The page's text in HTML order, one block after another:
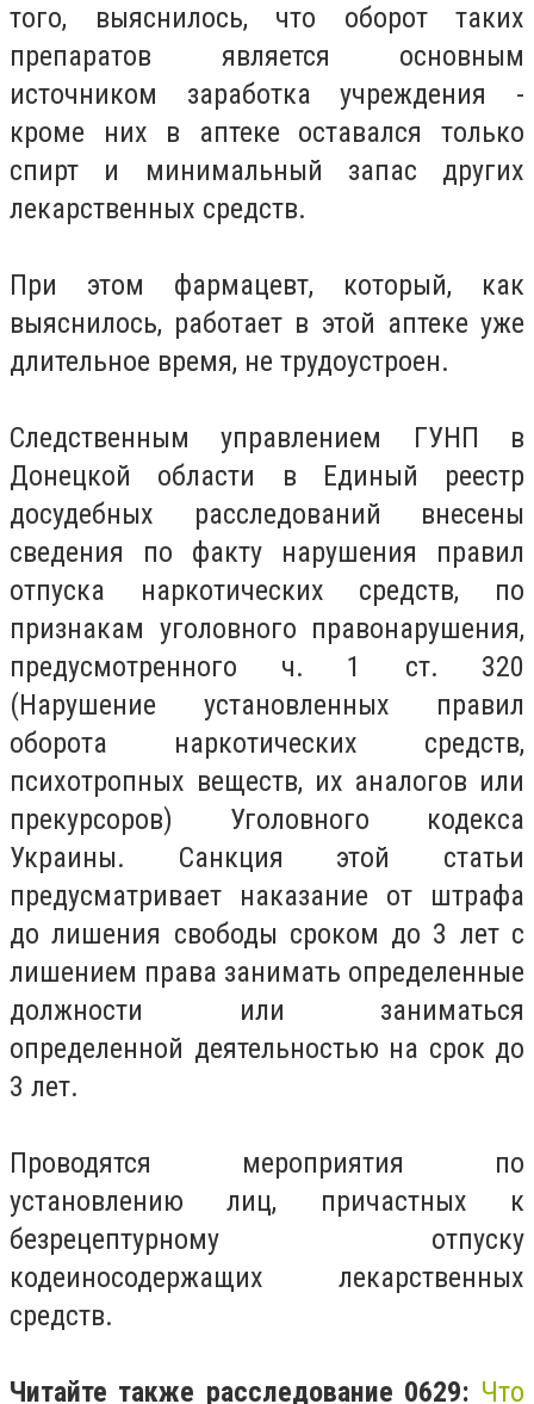
того, выяснилось, что оборот таких
препаратов является основным
источником заработка учреждения -
кроме них в аптеке оставался только
спирт и минимальный запас других
лекарственных средств.
При этом фармацевт, который, как
выяснилось, работает в этой аптеке уже
длительное время, не трудоустроен.
Следственным управлением ГУНП в
Донецкой области в Единый реестр
досудебных расследований внесены
сведения по факту нарушения правил
отпуска наркотических средств, по
признакам уголовного правонарушения,
предусмотренного ч. 1 ст. 320
(Нарушение установленных правил
оборота наркотических средств,
психотропных веществ, их аналогов или
прекурсоров) Уголовного кодекса
Украины. Санкция этой статьи
предусматривает наказание от штрафа
до лишения свободы сроком до 3 лет с
лишением права занимать определенные
должности или заниматься
определенной деятельностью на срок до
3 лет.
Проводятся мероприятия по
установлению лиц, причастных к
безрецептурному отпуску
кодеиносодержащих лекарственных
средств.
Читайте также расследование 0629: Что